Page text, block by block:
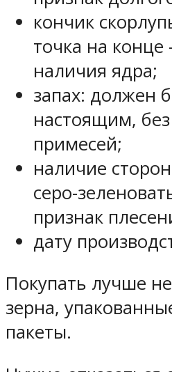
кончик
точка на конце
наличия ядра;
запах: должен
настоящим,
примесей;
наличие
серо-
признак
дату
Покупать лучше
зерна,
пакеты.